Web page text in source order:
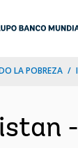
LA POBREZA